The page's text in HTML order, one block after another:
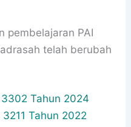
pembelajaran PAI
telah berubah
Tahun 2024
Tahun 2022